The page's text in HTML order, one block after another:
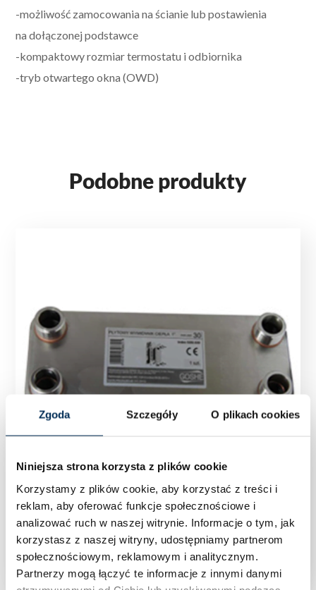
Zgoda Szczegóły O plikach cookies
Niniejsza strona korzysta z plików cookie
Korzystamy z plików cookie, aby korzystać z treści i
reklam, aby oferować funkcje społecznościowe i
analizować ruch w naszej witrynie. Informacje o tym, jak
korzystasz z naszej witryny, udostępniamy partnerom
społecznościowym, reklamowym i analitycznym.
Partnerzy mogą łączyć te informacje z innymi danymi
-możliwość zamocowania na ścianie lub postawienia
na dołączonej podstawce
-kompaktowy rozmiar termostatu i odbiornika
-tryb otwartego okna (OWD)
Podobne produkty
Wymiennik płytowy 40KW GZ 1″ C.O.